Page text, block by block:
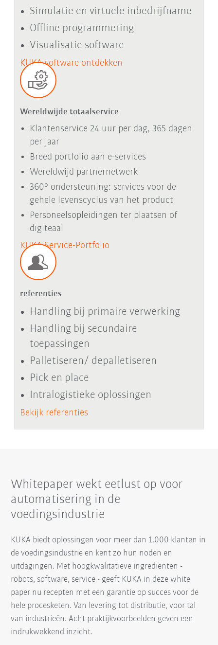
Simulatie en virtuele inbedrijfname
Offline programmering
Visualisatie software
KUKA-software ontdekken
Wereldwijde totaalservice
Klantenservice 24 uur per dag, 365 dagen
per jaar
Breed portfolio aan e-services
Wereldwijd partnernetwerk
360° ondersteuning: services voor de
gehele levenscyclus van het product
Personeelsopleidingen ter plaatsen of
digiteaal
KUKA Service-Portfolio
referenties
Handling bij primaire verwerking
Handling bij secundaire
toepassingen
Palletiseren/ depalletiseren
Pick en place
Intralogistieke oplossingen
Bekijk referenties
Whitepaper wekt eetlust op voor
automatisering in de
voedingsindustrie
KUKA biedt oplossingen voor meer dan 1.000 klanten in
de voedingsindustrie en kent zo hun noden en
uitdagingen. Met hoogkwalitatieve ingrediënten -
robots, software, service - geeft KUKA in deze white
paper nu recepten met een garantie op succes voor de
hele procesketen. Van levering tot distributie, voor tal
van industrieën. Acht praktijkvoorbeelden geven een
indrukwekkend inzicht.